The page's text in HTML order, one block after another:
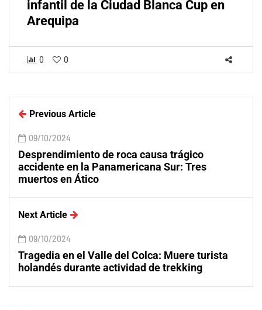
infantil de la Ciudad Blanca Cup en
Arequipa
0 0
Previous Article
09/10/2024
Desprendimiento de roca causa trágico
accidente en la Panamericana Sur: Tres
muertos en Ático
Next Article
09/10/2024
Tragedia en el Valle del Colca: Muere turista
holandés durante actividad de trekking